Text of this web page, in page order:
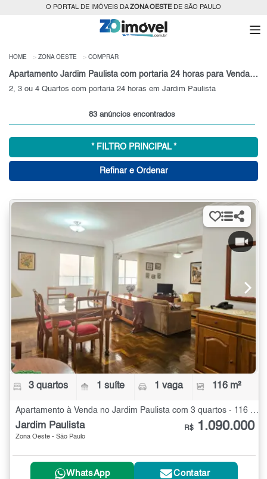
O PORTAL DE IMÓVEIS DAZONA OESTEDE SÃO PAULO
HOME ZONA OESTE COMPRAR
Apartamento Jardim Paulista com portaria 24 horas para Venda, Zona Oeste, SP
2, 3 ou 4 Quartos com portaria 24 horas em Jardim Paulista
83 anúncios encontrados
* FILTRO PRINCIPAL *
Refinar e Ordenar
3 quartos 1 suíte 1 vaga 116 m²
Jardim Paulista
Zona Oeste - São Paulo
R$ 1.090.000
WhatsApp Contatar